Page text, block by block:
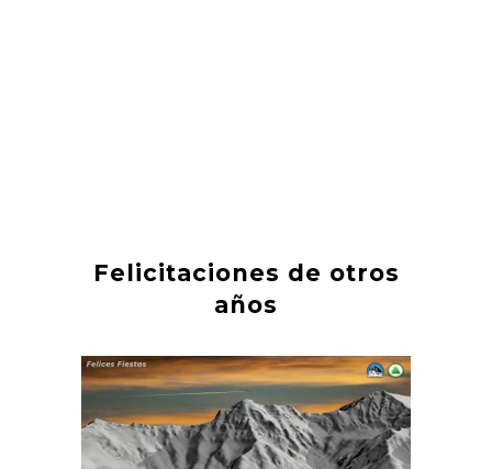
Felicitaciones de otros
años